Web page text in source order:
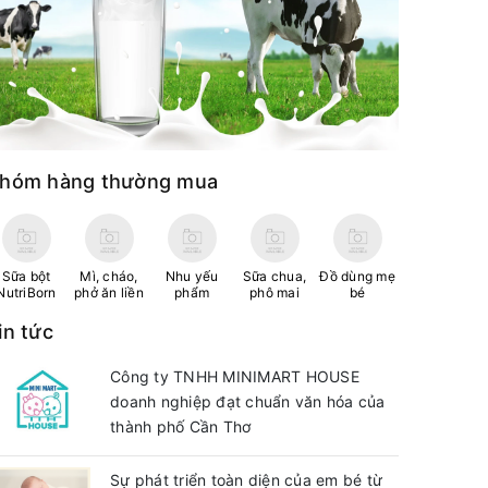
hàng thường mua
Sữa bột
Mì, cháo,
phở ăn liền
Nhu yếu
phẩm
Sữa chua,
phô mai
Đồ dùng mẹ
bé
tức
Công ty TNHH MINIMART HOUSE
doanh nghiệp đạt chuẩn văn hóa của
thành phố Cần Thơ
Sự phát triển toàn diện của em bé từ